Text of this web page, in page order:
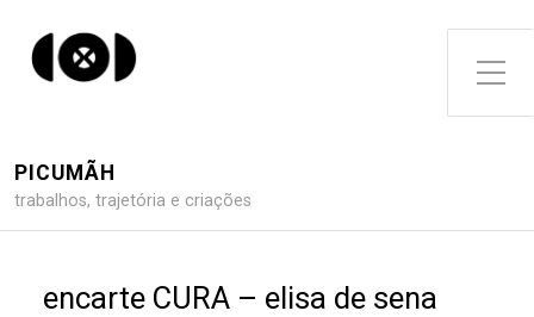
Toggle Side Menu
PICUMÃH
trabalhos, trajetória e criações
encarte CURA – elisa de sena